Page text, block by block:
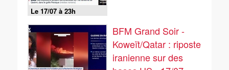
Le 17/07 à 23h
BFM Grand Soir -
Koweït/Qatar : riposte
iranienne sur des